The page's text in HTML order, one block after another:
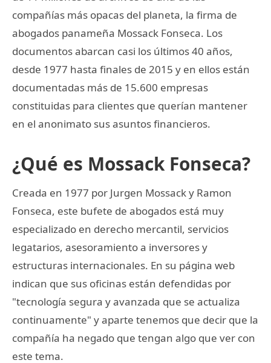
compañías más opacas del planeta, la firma de
abogados panameña Mossack Fonseca. Los
documentos abarcan casi los últimos 40 años,
desde 1977 hasta finales de 2015 y en ellos están
documentadas más de 15.600 empresas
constituidas para clientes que querían mantener
en el anonimato sus asuntos financieros.
¿Qué es Mossack Fonseca?
Creada en 1977 por Jurgen Mossack y Ramon
Fonseca, este bufete de abogados está muy
especializado en derecho mercantil, servicios
legatarios, asesoramiento a inversores y
estructuras internacionales. En su página web
indican que sus oficinas están defendidas por
"tecnología segura y avanzada que se actualiza
continuamente" y aparte tenemos que decir que la
compañía ha negado que tengan algo que ver con
este tema.